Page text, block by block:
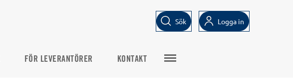
Sök Logga in
FÖR LEVERANTÖRER KONTAKT